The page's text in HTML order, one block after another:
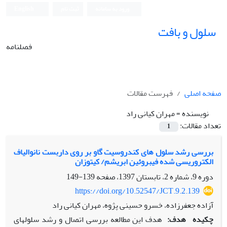
سلول و بافت
فصلنامه
صفحه اصلی
فهرست مقالات
نویسنده =مهران کیانی راد
تعداد مقالات:
1
بررسی رشد سلول های کندروسیت گاو بر روی داربست نانوالیاف
الکتروریسی شده فیبروئین ابریشم/ کیتوزان
دوره 9، شماره 2، تابستان 1397، صفحه
139-149
https://doi.org/10.52547/JCT.9.2.139
آزاده جعفرزاده، خسرو حسینی پژوه، مهران کیانی راد
چکیده هدف:
هدف این مطالعه بررسی اتصال و رشد سلول‫های